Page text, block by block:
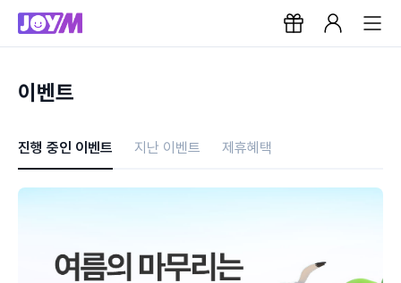
이벤트
진행 중인 이벤트 지난 이벤트 제휴혜택